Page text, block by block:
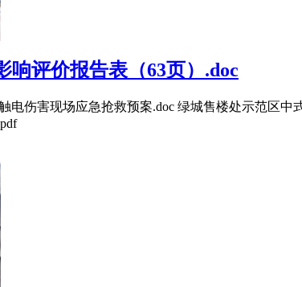
响评价报告表（63页）.doc
电伤害现场应急抢救预案.doc 绿城售楼处示范区